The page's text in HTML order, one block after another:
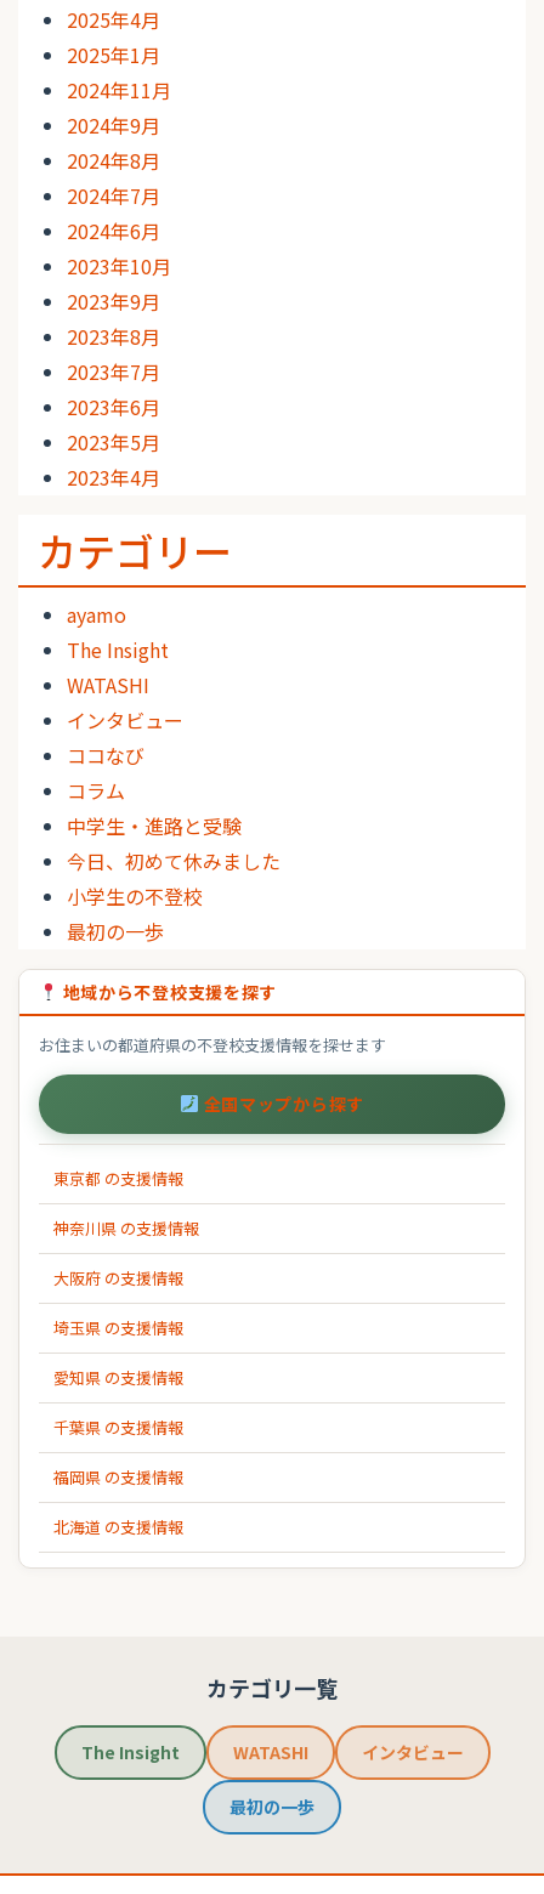
2025年4月
2025年1月
2024年11月
2024年9月
2024年8月
2024年7月
2024年6月
2023年10月
2023年9月
2023年8月
2023年7月
2023年6月
2023年5月
2023年4月
カテゴリー
ayamo
The Insight
WATASHI
インタビュー
ココなび
コラム
中学生・進路と受験
今日、初めて休みました
小学生の不登校
最初の一歩
地域から不登校支援を探す
お住まいの都道府県の不登校支援情報を探せます
全国マップから探す
東京都 の支援情報
神奈川県 の支援情報
大阪府 の支援情報
埼玉県 の支援情報
愛知県 の支援情報
千葉県 の支援情報
福岡県 の支援情報
北海道 の支援情報
カテゴリ一覧
The Insight WATASHI インタビュー
最初の一歩